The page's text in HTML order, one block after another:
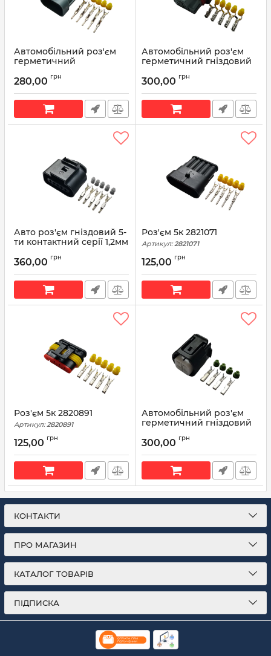
Автомобільний роз'єм
герметичний
контактний аналог
1.5мм для джгута
форсунок ВАЗ
280,00 грн
Автомобільний роз'єм
герметичний гніздовий
Delphi 12052600 серії
форсунок ВАЗ
12052600
300,00 грн
Авто роз'єм гніздовий 5-
ти контактний серії 1,2мм
973 705
Артикул: 1J0 973 705
360,00 грн
Роз'єм 5к 2821071
Артикул: 2821071
125,00 грн
Роз'єм 5к 2820891
Артикул: 2820891
125,00 грн
Автомобільний роз'єм
герметичний гніздовий
SUMITOMO 6189-0694
генератора HONDA,
ACURA, TOYOTA
300,00 грн
КОНТАКТИ
ПРО МАГАЗИН
КАТАЛОГ ТОВАРІВ
ПІДПИСКА